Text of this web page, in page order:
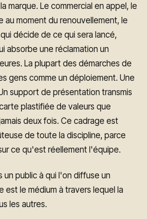
marque. Le commercial en appel, le
au moment du renouvellement, le
décide de ce qui sera lancé,
absorbe une réclamation un
La plupart des démarches de
gens comme un déploiement. Une
support de présentation transmis
plastifiée de valeurs que
deux fois. Ce cadrage est
de toute la discipline, parce
ce qu'est réellement l'équipe.
un public à qui l'on diffuse un
est le médium à travers lequel la
les autres.